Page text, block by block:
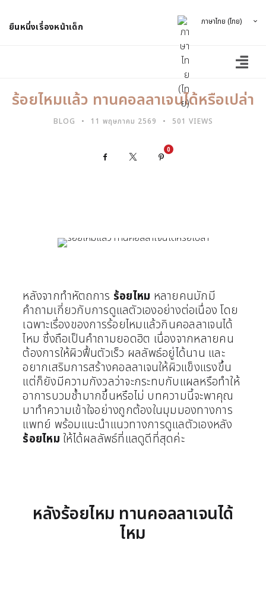
ยืนหนึ่งเรื่องหน้าเด็ก ภาษาไทย (ไทย)
ร้อยไหมแล้ว ทานคอลลาเจนได้หรือเปล่า
11 พฤษภาคม 2569
BLOG 501 VIEWS
Facebook
0
หลังจากทำหัตถการ ร้อยไหม หลายคนมักมี
คำถามเกี่ยวกับการดูแลตัวเองอย่างต่อเนื่อง โดย
เฉพาะเรื่องของการร้อยไหมแล้วกินคอลลาเจนได้
ไหม ซึ่งถือเป็นคำถามยอดฮิต เนื่องจากหลายคน
ต้องการให้ผิวฟื้นตัวเร็ว ผลลัพธ์อยู่ได้นาน และ
อยากเสริมการสร้างคอลลาเจนให้ผิวแข็งแรงขึ้น
แต่ก็ยังมีความกังวลว่าจะกระทบกับแผลหรือทำให้
อาการบวมช้ำมากขึ้นหรือไม่ บทความนี้จะพาคุณ
มาทำความเข้าใจอย่างถูกต้องในมุมมองทางการ
แพทย์ พร้อมแนะนำแนวทางการดูแลตัวเองหลัง
ร้อยไหม ให้ได้ผลลัพธ์ที่แลดูดีที่สุดค่ะ
หลังร้อยไหม ทานคอลลาเจนได้
ไหม